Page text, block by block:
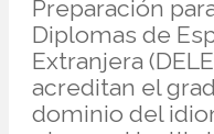
Preparación
Diplomas de
Extranjera
acreditan el
dominio del